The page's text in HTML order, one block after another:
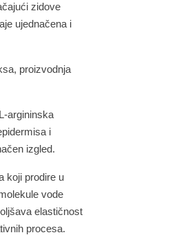
zidove
ujednačena i
proizvodnja
argininska
i
izgled.
koji prodire u
vode
elastičnost
procesa.